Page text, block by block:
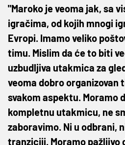
"Maroko je veoma jak, sa
igračima, od kojih mnogi
Evropi. Imamo veliko
timu. Mislim da će to biti
uzbudljiva utakmica za
veoma dobro organizovan
svakom aspektu. Moramo
kompletnu utakmicu, ne
zaboravimo. Ni u odbrani,
tranziciji. Moramo pažljivo